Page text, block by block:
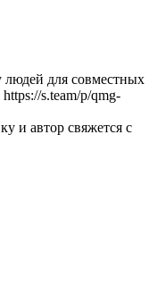
людей для совместных
s.team/p/qmg-
и автор свяжется с